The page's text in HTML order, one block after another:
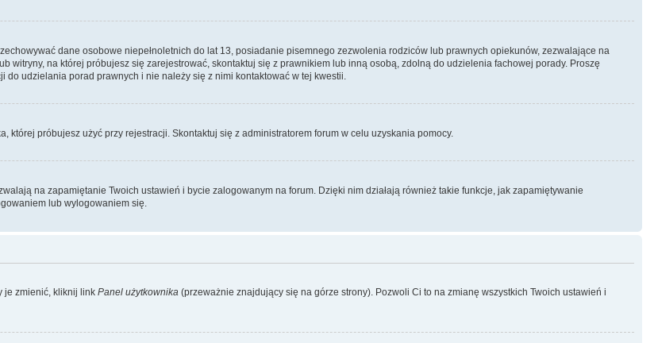
dane osobowe niepełnoletnich do lat 13, posiadanie pisemnego zezwolenia rodziców lub prawnych opiekunów, zezwalające na
witryny, na której próbujesz się zarejestrować, skontaktuj się z prawnikiem lub inną osobą, zdolną do udzielenia fachowej porady. Proszę
udzielania porad prawnych i nie należy się z nimi kontaktować w tej kwestii.
której próbujesz użyć przy rejestracji. Skontaktuj się z administratorem forum w celu uzyskania pomocy.
na zapamiętanie Twoich ustawień i bycie zalogowanym na forum. Dzięki nim działają również takie funkcje, jak zapamiętywanie
lub wylogowaniem się.
je zmienić, kliknij link Panel użytkownika (przeważnie znajdujący się na górze strony). Pozwoli Ci to na zmianę wszystkich Twoich ustawień i